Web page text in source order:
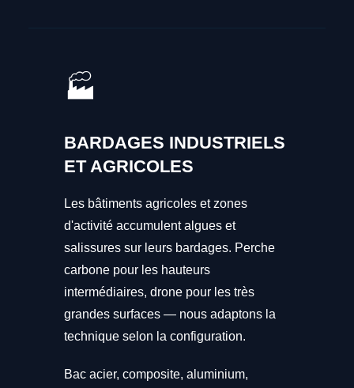
🏭
BARDAGES INDUSTRIELS
ET AGRICOLES
Les bâtiments agricoles et zones
d'activité accumulent algues et
salissures sur leurs bardages. Perche
carbone pour les hauteurs
intermédiaires, drone pour les très
grandes surfaces — nous adaptons la
technique selon la configuration.
Bac acier, composite, aluminium,